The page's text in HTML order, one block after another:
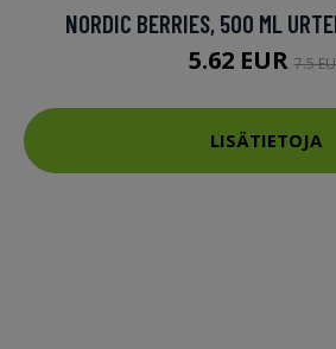
NORDIC BERRIES, 500 ML
5.62 EUR7.5
LISÄTIETOJA